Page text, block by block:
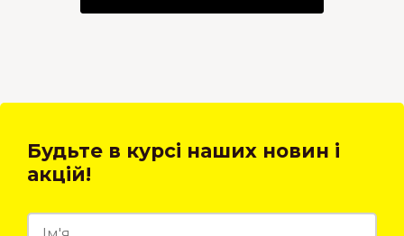
27.09.2023
22.07.2021
03.06.2021
Будьте в курсі наших новин і
акцій!